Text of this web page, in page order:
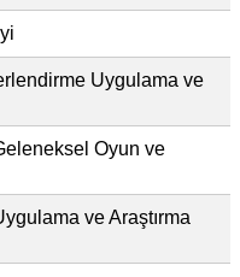
Uygulama ve
Oyun ve
ve Araştırma